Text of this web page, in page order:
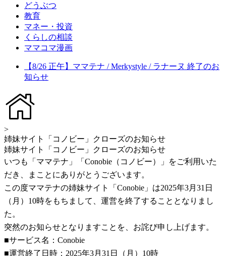
どうぶつ
教育
マネー・投資
くらしの相談
ママコマ漫画
【8/26 正午】ママテナ / Merkystyle / ラナーヌ 終了のお
知らせ
>
姉妹サイト「コノビー」クローズのお知らせ
姉妹サイト「コノビー」クローズのお知らせ
いつも「ママテナ」「Conobie（コノビー）」をご利用いた
だき、まことにありがとうございます。
この度ママテナの姉妹サイト「Conobie」は2025年3月31日
（月）10時をもちまして、運営を終了することとなりまし
た。
突然のお知らせとなりますことを、お詫び申し上げます。
■サービス名：Conobie
■運営終了日時：2025年3月31日（月）10時